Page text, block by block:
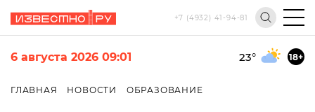
+7 (4932) 41-94-81
6 августа 2026 09:01 23° 18+
ГЛАВНАЯ НОВОСТИ ОБРАЗОВАНИЕ